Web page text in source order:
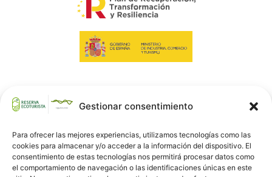
Gestionar consentimiento
Para ofrecer las mejores experiencias, utilizamos tecnologías como las
cookies para almacenar y/o acceder a la información del dispositivo. El
consentimiento de estas tecnologías nos permitirá procesar datos como
el comportamiento de navegación o las identificaciones únicas en este